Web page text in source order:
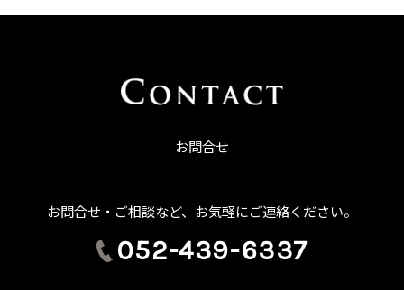
お問合せ
お問合せ・ご相談など、お気軽にご連絡ください。
052-439-6337